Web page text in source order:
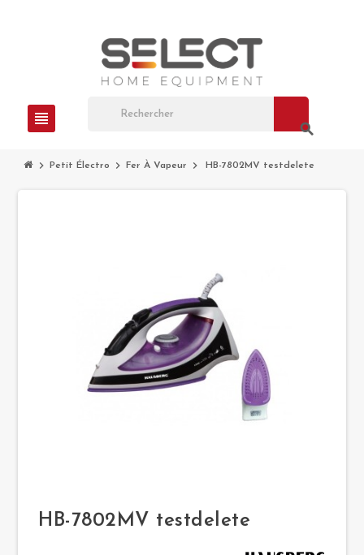
view_headline
search
chevron_right Petit Électro chevron_right Fer À Vapeur chevron_right HB-7802MV testdelete
HB-7802MV testdelete